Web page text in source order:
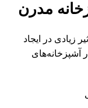
مدرن
زیادی در ایجاد
آشپزخانه‌های